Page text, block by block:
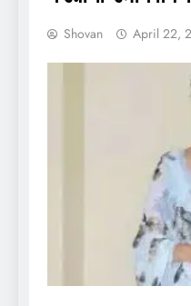
Shovan April 22,